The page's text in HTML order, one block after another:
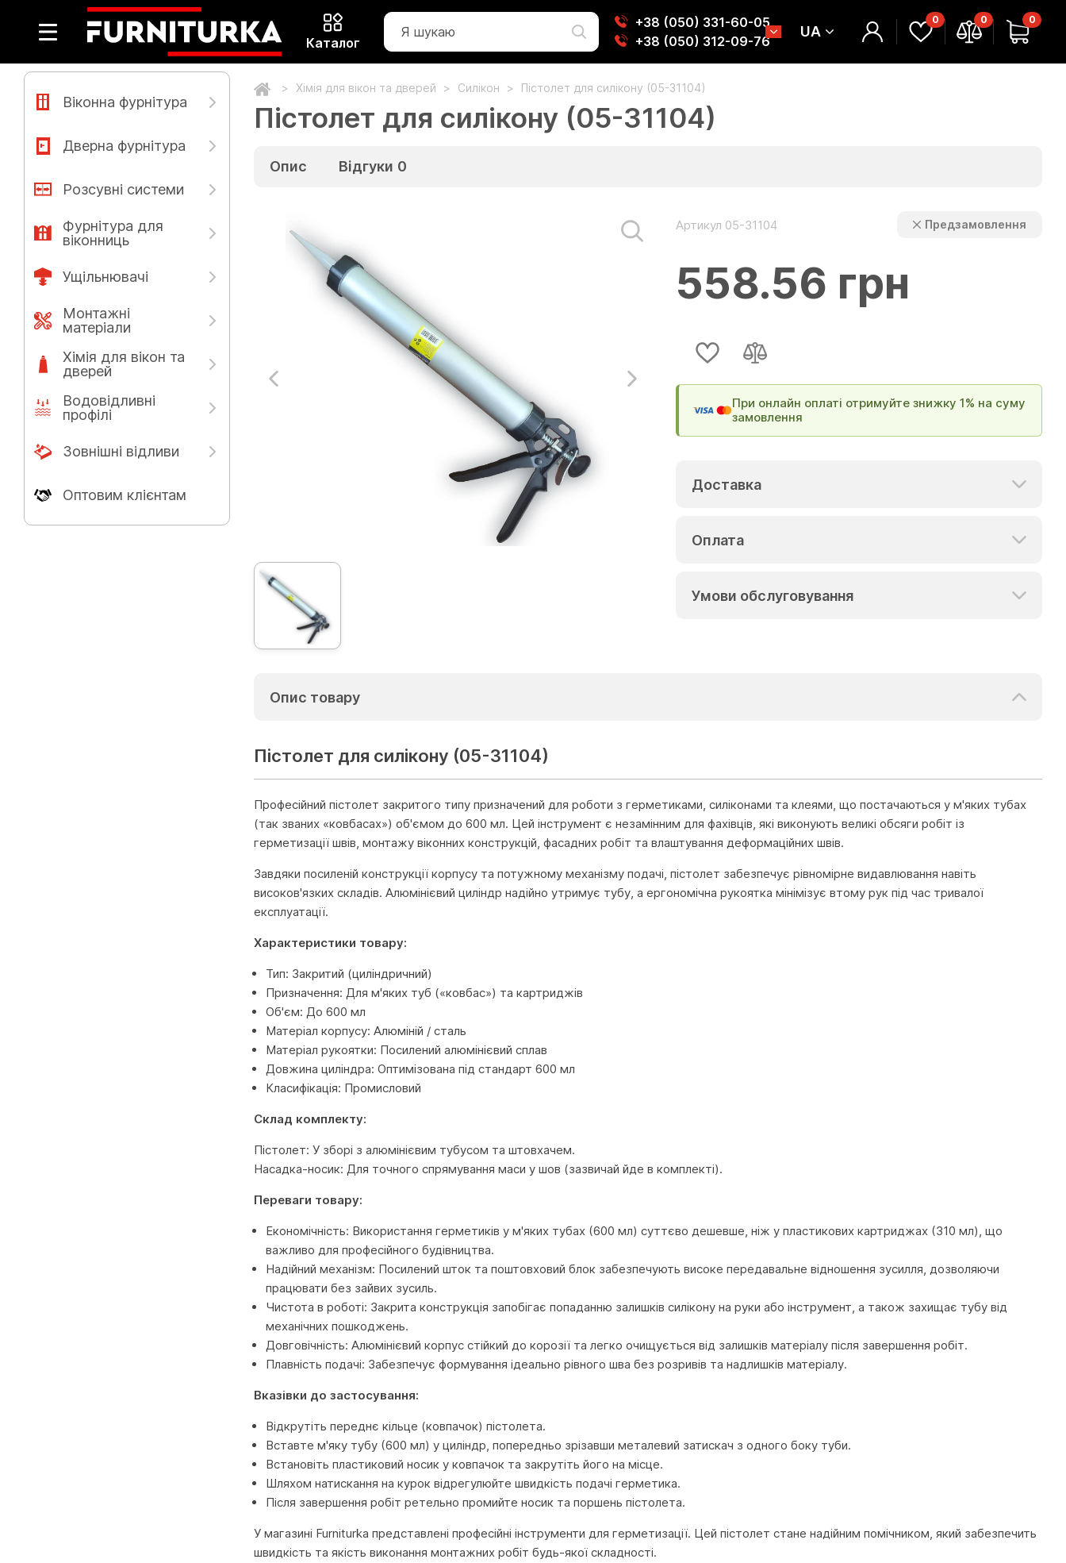
Каталог
+38 (050) 331-60-05
+38 (050) 312-09-76
UA
0 0 0
Віконна фурнітура
Дверна фурнітура
Розсувні системи
Фурнітура для
віконниць
Ущільнювачі
Монтажні
матеріали
Хімія для вікон та
дверей
Водовідливні
профілі
Зовнішні відливи
Оптовим клієнтам
Хімія для вікон та дверей Силікон Пістолет для силікону (05-31104)
Пістолет для силікону (05-31104)
Опис Відгуки 0
Артикул 05-31104 Предзамовлення
558.56 грн
При онлайн оплаті отримуйте знижку 1% на суму
замовлення
Доставка
Оплата
Умови обслуговування
Опис товару
Пістолет для силікону (05-31104)
Професійний пістолет закритого типу призначений для роботи з герметиками, силіконами та клеями, що постачаються у м'яких тубах
(так званих «ковбасах») об'ємом до 600 мл. Цей інструмент є незамінним для фахівців, які виконують великі обсяги робіт із
герметизації швів, монтажу віконних конструкцій, фасадних робіт та влаштування деформаційних швів.
Завдяки посиленій конструкції корпусу та потужному механізму подачі, пістолет забезпечує рівномірне видавлювання навіть
високов'язких складів. Алюмінієвий циліндр надійно утримує тубу, а ергономічна рукоятка мінімізує втому рук під час тривалої
експлуатації.
Характеристики товару:
Тип: Закритий (циліндричний)
Призначення: Для м'яких туб («ковбас») та картриджів
Об'єм: До 600 мл
Матеріал корпусу: Алюміній / сталь
Матеріал рукоятки: Посилений алюмінієвий сплав
Довжина циліндра: Оптимізована під стандарт 600 мл
Класифікація: Промисловий
Склад комплекту:
Пістолет: У зборі з алюмінієвим тубусом та штовхачем.
Насадка-носик: Для точного спрямування маси у шов (зазвичай йде в комплекті).
Переваги товару:
Економічність: Використання герметиків у м'яких тубах (600 мл) суттєво дешевше, ніж у пластикових картриджах (310 мл), що
важливо для професійного будівництва.
Надійний механізм: Посилений шток та поштовховий блок забезпечують високе передавальне відношення зусилля, дозволяючи
працювати без зайвих зусиль.
Чистота в роботі: Закрита конструкція запобігає попаданню залишків силікону на руки або інструмент, а також захищає тубу від
механічних пошкоджень.
Довговічність: Алюмінієвий корпус стійкий до корозії та легко очищується від залишків матеріалу після завершення робіт.
Плавність подачі: Забезпечує формування ідеально рівного шва без розривів та надлишків матеріалу.
Вказівки до застосування:
Відкрутіть переднє кільце (ковпачок) пістолета.
Вставте м'яку тубу (600 мл) у циліндр, попередньо зрізавши металевий затискач з одного боку туби.
Встановіть пластиковий носик у ковпачок та закрутіть його на місце.
Шляхом натискання на курок відрегулюйте швидкість подачі герметика.
Після завершення робіт ретельно промийте носик та поршень пістолета.
У магазині Furniturka представлені професійні інструменти для герметизації. Цей пістолет стане надійним помічником, який забезпечить
швидкість та якість виконання монтажних робіт будь-якої складності.